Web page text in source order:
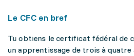
Le CFC en bref
Tu obtiens le certificat fédéral de
un apprentissage de trois à